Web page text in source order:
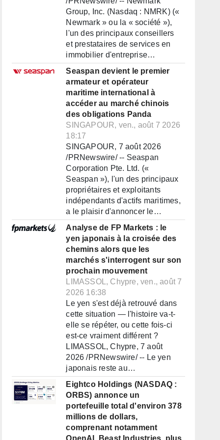
Group, Inc. (Nasdaq : NMRK) («
Newmark » ou la « société »),
l'un des principaux conseillers
et prestataires de services en
immobilier d'entreprise…
Seaspan devient le premier
armateur et opérateur
maritime international à
accéder au marché chinois
des obligations Panda
SINGAPOUR, ven., août 7 2026
18:17
SINGAPOUR, 7 août 2026
/PRNewswire/ -- Seaspan
Corporation Pte. Ltd. («
Seaspan »), l'un des principaux
propriétaires et exploitants
indépendants d'actifs maritimes,
a le plaisir d'annoncer le…
Analyse de FP Markets : le
yen japonais à la croisée des
chemins alors que les
marchés s'interrogent sur son
prochain mouvement
LIMASSOL, Chypre, ven., août 7
2026 16:38
Le yen s'est déjà retrouvé dans
cette situation — l'histoire va-t-
elle se répéter, ou cette fois-ci
est-ce vraiment différent ?
LIMASSOL, Chypre, 7 août
2026 /PRNewswire/ -- Le yen
japonais reste au…
Eightco Holdings (NASDAQ :
ORBS) annonce un
portefeuille total d'environ 378
millions de dollars,
comprenant notamment
OpenAI, Beast Industries, plus